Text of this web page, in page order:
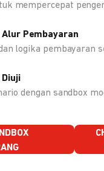
mempercepat
Pembayaran
logika pembayaran
Diuji
dengan sandbox